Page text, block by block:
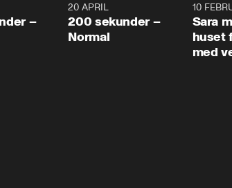
4:23
–
20 APRIL
200 sekunder –
Normal
10
Sara
huset
med